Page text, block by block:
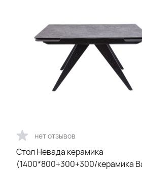
нет отзывов
Стол Невада керамика
(1400*800+300+300/керамика